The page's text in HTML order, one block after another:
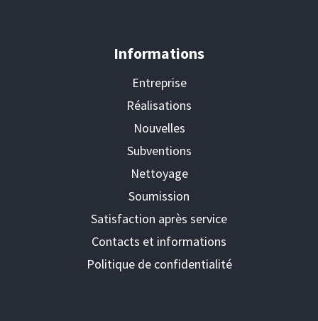
Informations
Entreprise
Réalisations
Nouvelles
Subventions
Nettoyage
Soumission
Satisfaction après service
Contacts et informations
Politique de confidentialité